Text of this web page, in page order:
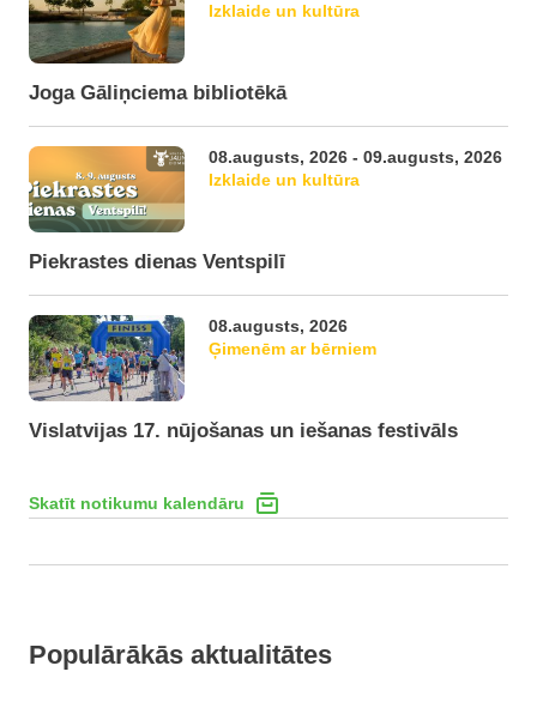
Izklaide un kultūra
Joga Gāliņciema bibliotēkā
08.augusts, 2026 - 09.augusts, 2026
Izklaide un kultūra
Piekrastes dienas Ventspilī
08.augusts, 2026
Ģimenēm ar bērniem
Vislatvijas 17. nūjošanas un iešanas festivāls
Skatīt notikumu kalendāru
Populārākās aktualitātes